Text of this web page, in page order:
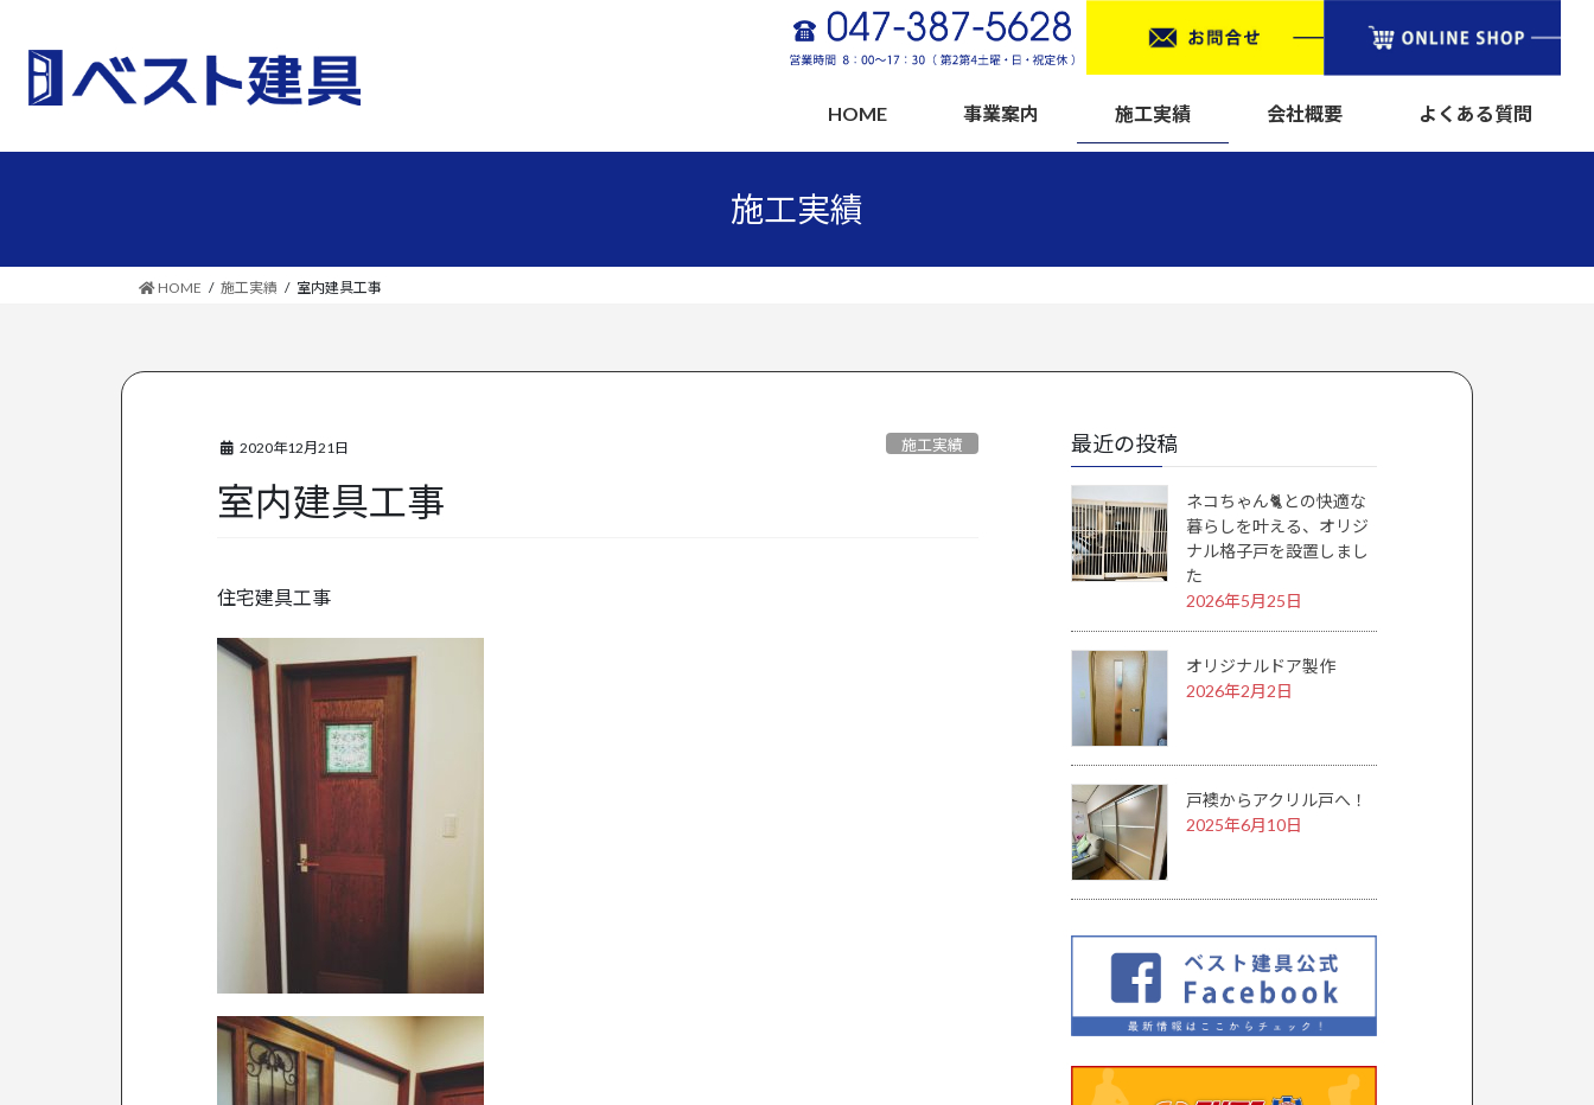
へ
プ
ョ
動
HOME 事業案内 施工実績 会社概要 よくある質問
施工実績
HOME 施工実績 室内建具工事
2020年12月21日 施工実績
室内建具工事
住宅建具工事
最近の投稿
ネコちゃん🐈との快適な
暮らしを叶える、オリジ
ナル格子戸を設置しまし
た
2026年5月25日
オリジナルドア製作
2026年2月2日
戸襖からアクリル戸へ！
2025年6月10日